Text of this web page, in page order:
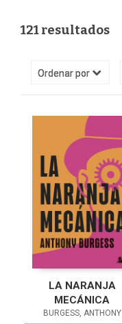
121 resultados
LA NARANJA
MECÁNICA
BURGESS, ANTHONY